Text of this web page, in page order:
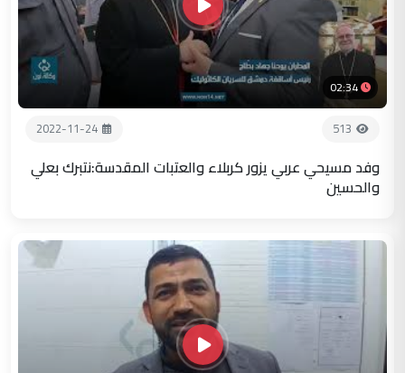
02:34
513
2022-11-24
وفد مسيحي عربي يزور كربلاء والعتبات المقدسة:نتبرك بعلي
والحسين